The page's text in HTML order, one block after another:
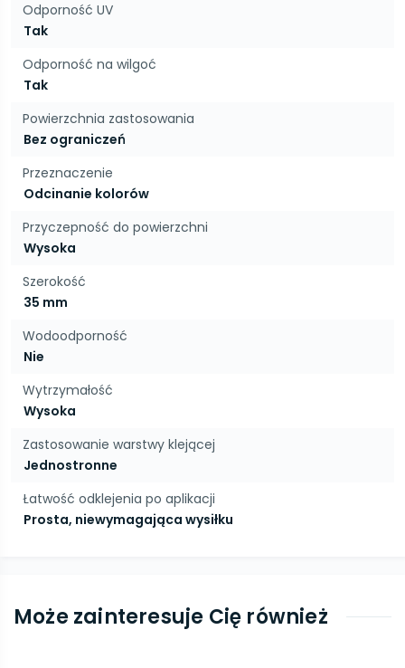
Odporność UV
Tak
Odporność na wilgoć
Tak
Powierzchnia zastosowania
Bez ograniczeń
Przeznaczenie
Odcinanie kolorów
Przyczepność do powierzchni
Wysoka
Szerokość
35 mm
Wodoodporność
Nie
Wytrzymałość
Wysoka
Zastosowanie warstwy klejącej
Jednostronne
Łatwość odklejenia po aplikacji
Prosta, niewymagająca wysiłku
Może zainteresuje Cię również